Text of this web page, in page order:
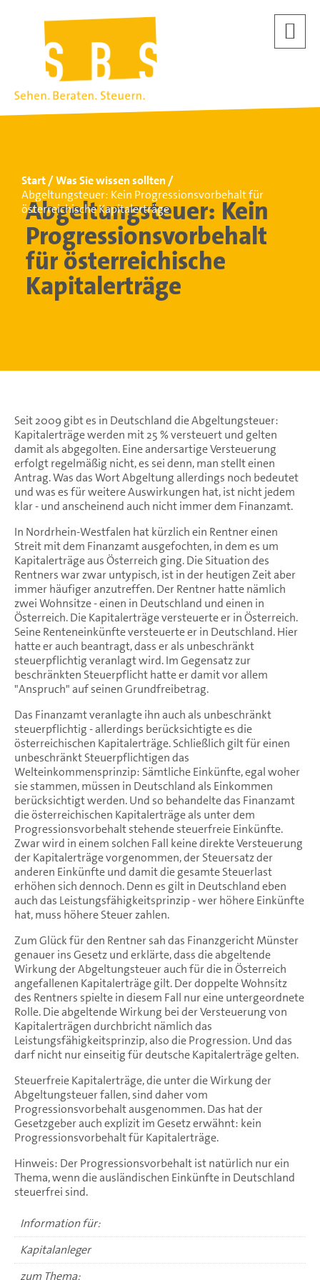
Start
Was Sie wissen sollten
Abgeltungsteuer: Kein Progressionsvorbehalt für
österreichische Kapitalerträge
Abgeltungsteuer: Kein
Progressionsvorbehalt
für österreichische
Kapitalerträge
Seit 2009 gibt es in Deutschland die Abgeltungsteuer:
Kapitalerträge werden mit 25 % versteuert und gelten
damit als abgegolten. Eine andersartige Versteuerung
erfolgt regelmäßig nicht, es sei denn, man stellt einen
Antrag. Was das Wort Abgeltung allerdings noch bedeutet
und was es für weitere Auswirkungen hat, ist nicht jedem
klar - und anscheinend auch nicht immer dem Finanzamt.
In Nordrhein-Westfalen hat kürzlich ein Rentner einen
Streit mit dem Finanzamt ausgefochten, in dem es um
Kapitalerträge aus Österreich ging. Die Situation des
Rentners war zwar untypisch, ist in der heutigen Zeit aber
immer häufiger anzutreffen. Der Rentner hatte nämlich
zwei Wohnsitze - einen in Deutschland und einen in
Österreich. Die Kapitalerträge versteuerte er in Österreich.
Seine Renteneinkünfte versteuerte er in Deutschland. Hier
hatte er auch beantragt, dass er als unbeschränkt
steuerpflichtig veranlagt wird. Im Gegensatz zur
beschränkten Steuerpflicht hatte er damit vor allem
"Anspruch" auf seinen Grundfreibetrag.
Das Finanzamt veranlagte ihn auch als unbeschränkt
steuerpflichtig - allerdings berücksichtigte es die
österreichischen Kapitalerträge. Schließlich gilt für einen
unbeschränkt Steuerpflichtigen das
Welteinkommensprinzip: Sämtliche Einkünfte, egal woher
sie stammen, müssen in Deutschland als Einkommen
berücksichtigt werden. Und so behandelte das Finanzamt
die österreichischen Kapitalerträge als unter dem
Progressionsvorbehalt stehende steuerfreie Einkünfte.
Zwar wird in einem solchen Fall keine direkte Versteuerung
der Kapitalerträge vorgenommen, der Steuersatz der
anderen Einkünfte und damit die gesamte Steuerlast
erhöhen sich dennoch. Denn es gilt in Deutschland eben
auch das Leistungsfähigkeitsprinzip - wer höhere Einkünfte
hat, muss höhere Steuer zahlen.
Zum Glück für den Rentner sah das Finanzgericht Münster
genauer ins Gesetz und erklärte, dass die abgeltende
Wirkung der Abgeltungsteuer auch für die in Österreich
angefallenen Kapitalerträge gilt. Der doppelte Wohnsitz
des Rentners spielte in diesem Fall nur eine untergeordnete
Rolle. Die abgeltende Wirkung bei der Versteuerung von
Kapitalerträgen durchbricht nämlich das
Leistungsfähigkeitsprinzip, also die Progression. Und das
darf nicht nur einseitig für deutsche Kapitalerträge gelten.
Steuerfreie Kapitalerträge, die unter die Wirkung der
Abgeltungsteuer fallen, sind daher vom
Progressionsvorbehalt ausgenommen. Das hat der
Gesetzgeber auch explizit im Gesetz erwähnt: kein
Progressionsvorbehalt für Kapitalerträge.
Hinweis: Der Progressionsvorbehalt ist natürlich nur ein
Thema, wenn die ausländischen Einkünfte in Deutschland
steuerfrei sind.
Information für:
Kapitalanleger
zum Thema: